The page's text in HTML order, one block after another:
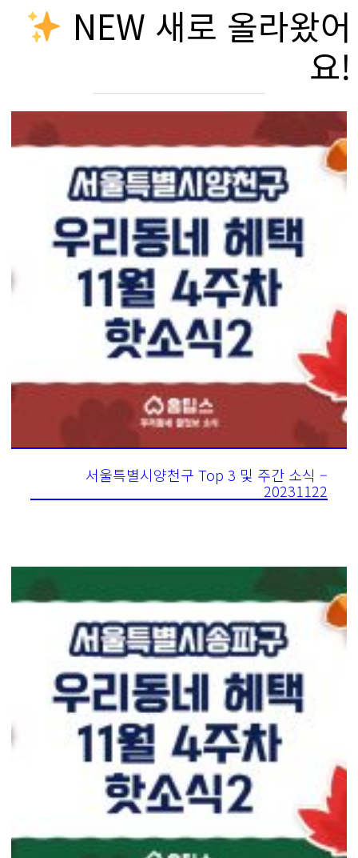
NEW 새로 올라왔어
요!
서울특별시양천구 Top 3 및 주간 소식 –
20231122